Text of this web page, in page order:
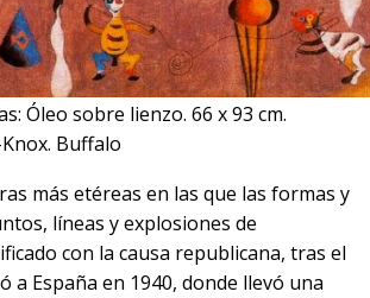
Óleo sobre lienzo. 66 x 93 cm.
Buffalo
más etéreas en las que las formas y
líneas y explosiones de
con la causa republicana, tras el
a España en 1940, donde llevó una